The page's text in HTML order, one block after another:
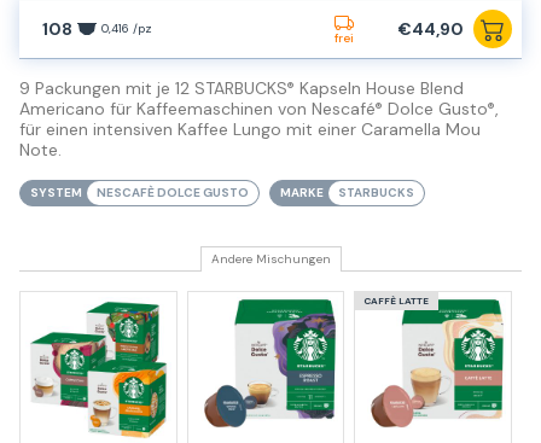
108 0,416 /pz
frei €44,90
9 Packungen mit je 12 STARBUCKS® Kapseln House Blend
Americano für Kaffeemaschinen von Nescafé® Dolce Gusto®,
für einen intensiven Kaffee Lungo mit einer Caramella Mou
Note.
SYSTEM NESCAFÈ DOLCE GUSTO MARKE STARBUCKS
Andere Mischungen
CAFFÈ LATTE